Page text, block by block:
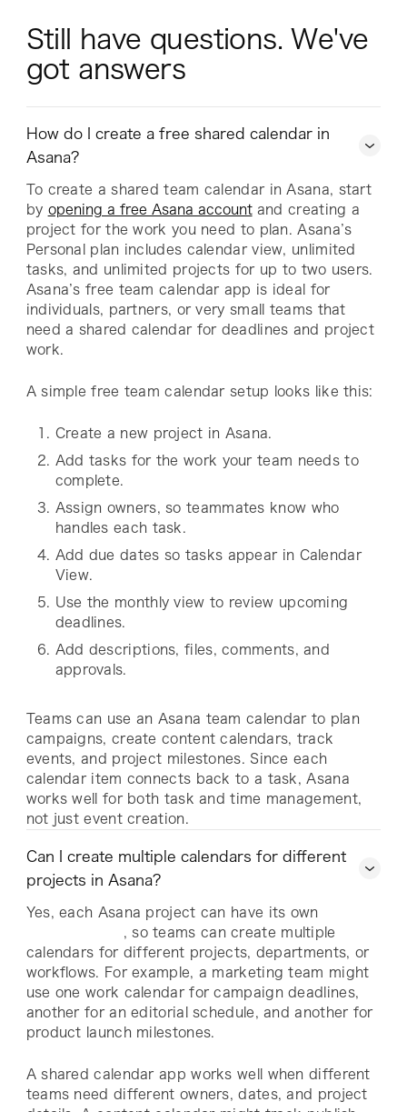
Still have questions. We've
got answers
How do I create a free shared calendar in
Asana?
To create a shared team calendar in Asana, start
by opening a free Asana accountand creating a
project for the work you need to plan. Asana’s
Personal plan includes calendar view, unlimited
tasks, and unlimited projects for up to two users.
Asana’s free team calendar app is ideal for
individuals, partners, or very small teams that
need a shared calendar for deadlines and project
work.
A simple free team calendar setup looks like this:
Create a new project in Asana.
Add tasks for the work your team needs to
complete.
Assign owners, so teammates know who
handles each task.
Add due dates so tasks appear in Calendar
View.
Use the monthly view to review upcoming
deadlines.
Add descriptions, files, comments, and
approvals.
Teams can use an Asana team calendar to plan
campaigns, create content calendars, track
events, and project milestones. Since each
calendar item connects back to a task, Asana
works well for both task and time management,
not just event creation.
Can I create multiple calendars for different
projects in Asana?
Yes, each Asana project can have its own
, so teams can create multiple
calendars for different projects, departments, or
workflows. For example, a marketing team might
use one work calendar for campaign deadlines,
another for an editorial schedule, and another for
product launch milestones.
A shared calendar app works well when different
teams need different owners, dates, and project